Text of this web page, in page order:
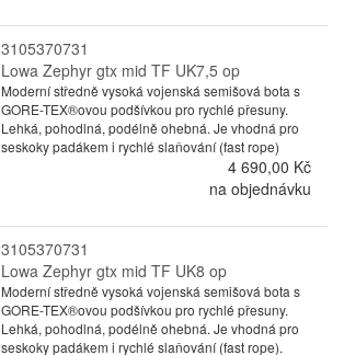
3105370731
Lowa Zephyr gtx mid TF UK7,5 op
Moderní středně vysoká vojenská semišová bota s
GORE-TEX®ovou podšívkou pro rychlé přesuny.
Lehká, pohodlná, podélně ohebná. Je vhodná pro
seskoky padákem i rychlé slaňování (fast rope)
4 690,00 Kč
na objednávku
3105370731
Lowa Zephyr gtx mid TF UK8 op
Moderní středně vysoká vojenská semišová bota s
GORE-TEX®ovou podšívkou pro rychlé přesuny.
Lehká, pohodlná, podélně ohebná. Je vhodná pro
seskoky padákem i rychlé slaňování (fast rope).